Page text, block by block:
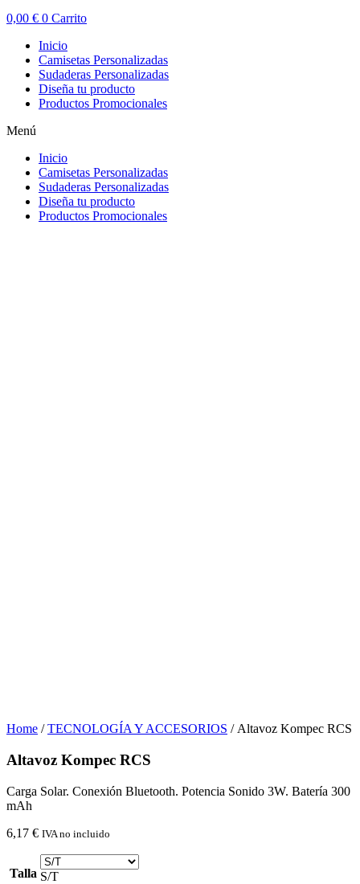
0,00 € 0 Carrito
Inicio
Camisetas Personalizadas
Sudaderas Personalizadas
Diseña tu producto
Productos Promocionales
Menú
Inicio
Camisetas Personalizadas
Sudaderas Personalizadas
Diseña tu producto
Productos Promocionales
Home /TECNOLOGÍA Y ACCESORIOS / Altavoz Kompec RCS
Altavoz Kompec RCS
Carga Solar. Conexión Bluetooth. Potencia Sonido 3W. Batería 300
mAh
6,17 € IVA no incluido
Talla S/T